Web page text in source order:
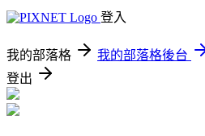
登入
我的部落格 我的部落格後台
登出